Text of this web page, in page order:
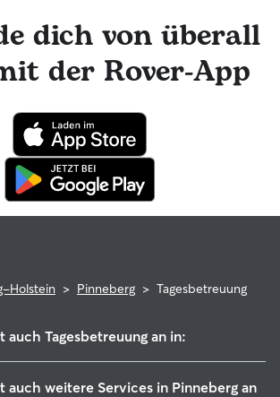
Der engagierte Kundenservice von Rover
dein Hundesitter hat die Möglichkeit,
tierärztliche Beratung in Anspruch zu
Fall eines Problems während der
Rover-Garantie, die die Kosten für
erstattet.
dich von überall
der Rover-App
Holstein > Pinneberg > Tagesbetreuung
auch Tagesbetreuung an in:
auch weitere Services in Pinneberg an